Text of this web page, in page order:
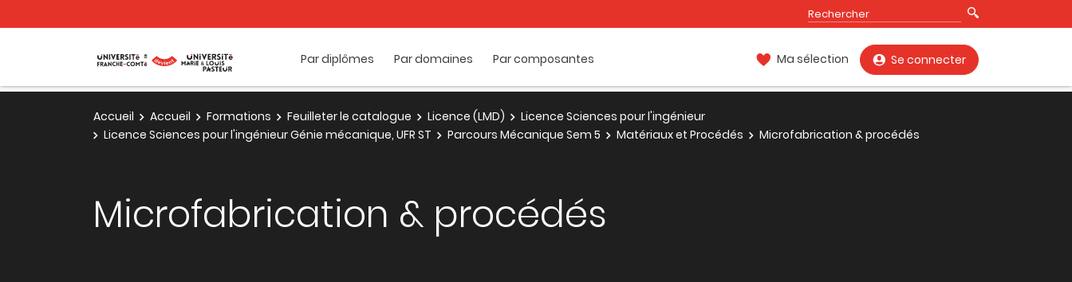
Par diplômes Par domaines Par composantes Ma sélection Se connecter
Accueil Accueil Formations Feuilleter le catalogue Licence (LMD)
Licence Sciences pour l'ingénieur
Licence Sciences pour l'ingénieur Génie mécanique, UFR ST
Parcours Mécanique Sem 5 Matériaux et Procédés Microfabrication & procédés
Microfabrication & procédés